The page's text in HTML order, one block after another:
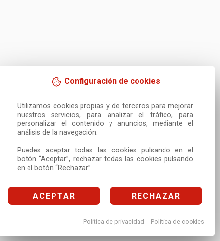
Configuración de cookies
Utilizamos cookies propias y de terceros para mejorar
nuestros servicios, para analizar el tráfico, para
personalizar el contenido y anuncios, mediante el
análisis de la navegación.
Puedes aceptar todas las cookies pulsando en el
botón “Aceptar”, rechazar todas las cookies pulsando
en el botón “Rechazar”
ACEPTAR RECHAZAR
Política de privacidad Política de cookies